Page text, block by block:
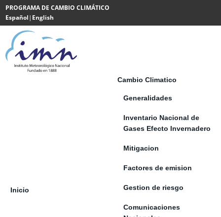
Saltar al contenido
PROGRAMA DE CAMBIO CLIMÁTICO
Español| English
Powered
by
Translate
Inicio
Cambio Climatico
Generalidades
Inventario Nacional de
Gases Efecto Invernadero
Mitigacion
Factores de emision
Gestion de riesgo
Comunicaciones